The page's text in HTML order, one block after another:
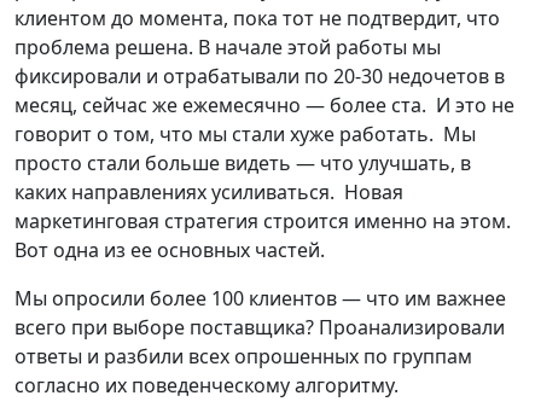
клиентом до момента, пока тот не подтвердит, что
проблема решена. В начале этой работы мы
фиксировали и отрабатывали по 20-30 недочетов в
месяц, сейчас же ежемесячно — более ста. И это не
говорит о том, что мы стали хуже работать. Мы
просто стали больше видеть — что улучшать, в
каких направлениях усиливаться. Новая
маркетинговая стратегия строится именно на этом.
Вот одна из ее основных частей.
Мы опросили более 100 клиентов — что им важнее
всего при выборе поставщика? Проанализировали
ответы и разбили всех опрошенных по группам
согласно их поведенческому алгоритму.